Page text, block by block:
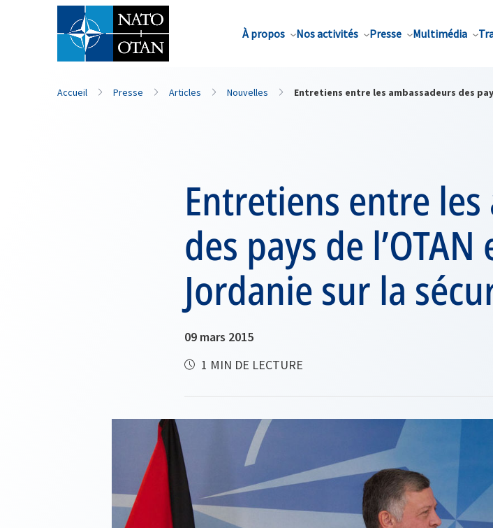
À propos Nos activités Presse Multimédia
Nom de famille*
Accueil Presse Articles Nouvelles Entretiens entre les ambassadeurs des
Entretiens entre
des pays de
Jordanie sur la
09 mars 2015
1 MIN DE LECTURE